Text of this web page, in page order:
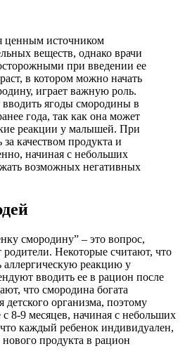
ценным источником
веществ, однако врачи
при введении ее
в котором можно начать
играет важную роль.
ягоды смородины в
года, так как она может
реакции у малышей. При
качеством продукта и
начиная с небольших
возможных негативных
смородину” – это вопрос,
Некоторые считают, что
реакцию у
вводить ее в рацион после
что смородина богата
организма, поэтому
8-9 месяцев, начиная с небольших
каждый ребенок индивидуален,
продукта в рацион